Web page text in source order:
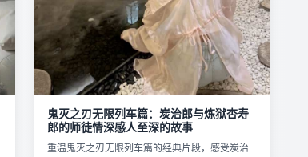
鬼灭之刃无限列车篇：炭治郎与炼狱杏寿
郎的师徒情深感人至深的故事
重温鬼灭之刃无限列车篇的经典片段，感受炭治